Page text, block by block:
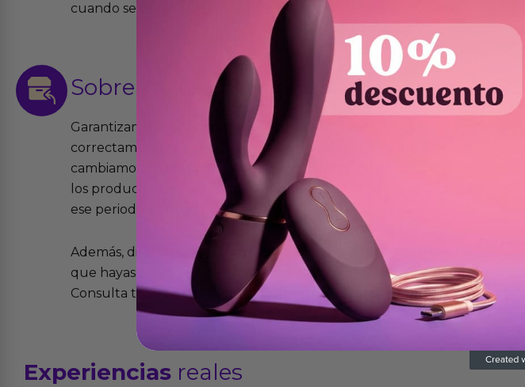
cuando se cursen antes de las 13:00 horas y en días laborables.
Sobre las devoluciones
Garantizamos que los productos que vendemos funcionan
correctamente y que si tienen algún defecto de fabricación te lo
cambiamos sin costo alguno. La ley de 2 años de garantía significa que
los productos tienen garantía contra defectos de fabricación durante
ese periodo pero no por mal uso o uso indebido.
Además, dispones de 15 días desde la entrega para devolver productos
que hayas recibido y que simplemente no te gusten o no los quieras.
Consulta todos los detalles en nuestra política de devoluciones.
Experiencias reales